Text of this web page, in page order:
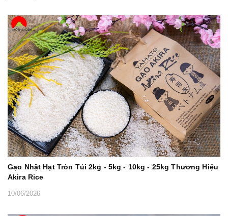
Gạo Nhật Hạt Tròn Túi 2kg - 5kg - 10kg - 25kg Thương Hiệu
Akira Rice
10/06/2026